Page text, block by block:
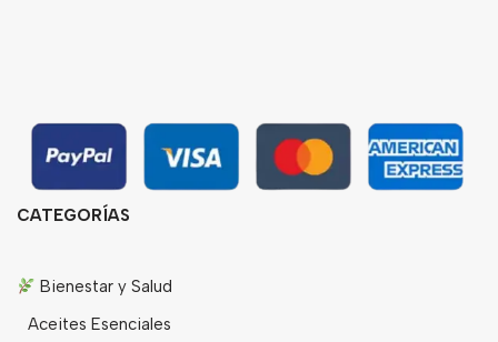
CATEGORÍAS
Bienestar y Salud
Aceites Esenciales